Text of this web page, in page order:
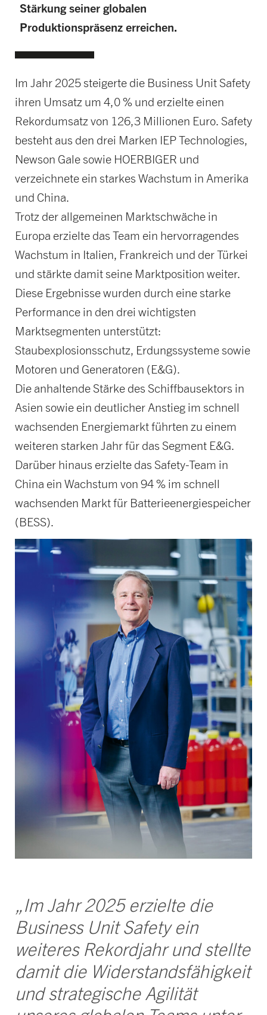
Stärkung seiner globalen
Produktionspräsenz erreichen.
Im Jahr 2025 steigerte die Business Unit Safety
ihren Umsatz um 4,0 % und erzielte einen
Rekordumsatz von 126,3 Millionen Euro. Safety
besteht aus den drei Marken IEP Technologies,
Newson Gale sowie HOERBIGER und
verzeichnete ein starkes Wachstum in Amerika
und China.
Trotz der allgemeinen Marktschwäche in
Europa erzielte das Team ein hervorragendes
Wachstum in Italien, Frankreich und der Türkei
und stärkte damit seine Marktposition weiter.
Diese Ergebnisse wurden durch eine starke
Performance in den drei wichtigsten
Marktsegmenten unterstützt:
Staubexplosionsschutz, Erdungssysteme sowie
Motoren und Generatoren (E&G).
Die anhaltende Stärke des Schiffbausektors in
Asien sowie ein deutlicher Anstieg im schnell
wachsenden Energiemarkt führten zu einem
weiteren starken Jahr für das Segment E&G.
Darüber hinaus erzielte das Safety-Team in
China ein Wachstum von 94 % im schnell
wachsenden Markt für Batterieenergiespeicher
(BESS).
„Im Jahr 2025 erzielte die
Business Unit Safety ein
weiteres Rekordjahr und stellte
damit die Widerstandsfähigkeit
und strategische Agilität